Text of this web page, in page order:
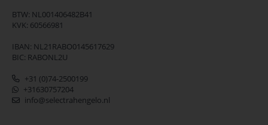
BTW: NL001406482B41
KVK: 60566981
IBAN: NL21RABO0145617629
BIC: RABONL2U
+31 (0)74-2500199
+31630757204
info@selectrahengelo.nl